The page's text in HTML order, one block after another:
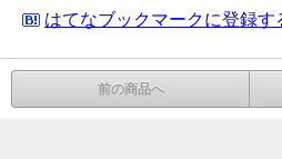
はてなブックマークに登録す
前の商品へ